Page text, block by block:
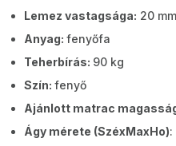
Lemez vastagsága: 20 mm
Anyag: fenyőfa
Teherbírás: 90 kg
Szín: fenyő
Ajánlott matrac
Ágy mérete (SzéxMaxHo):